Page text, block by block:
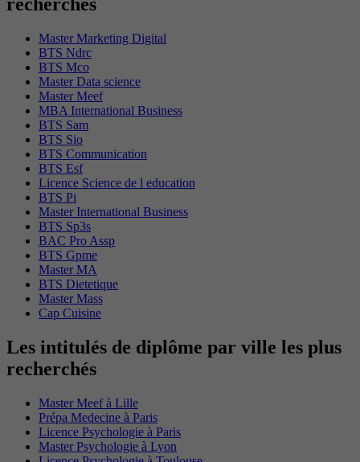
Master Marketing Digital
BTS Ndrc
BTS Mco
Master Data science
Master Meef
MBA International Business
BTS Sam
BTS Sio
BTS Communication
BTS Esf
Licence Science de l education
BTS Pi
Master International Business
BTS Sp3s
BAC Pro Assp
BTS Gpme
Master MA
BTS Dietetique
Master Mass
Cap Cuisine
Les intitulés de diplôme par ville les plus
recherchés
Master Meef à Lille
Prépa Medecine à Paris
Licence Psychologie à Paris
Master Psychologie à Lyon